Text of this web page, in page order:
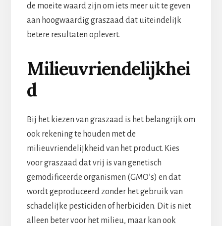
de moeite waard zijn om iets meer uit te geven
aan hoogwaardig graszaad dat uiteindelijk
betere resultaten oplevert.
Milieuvriendelijkhei
d
Bij het kiezen van graszaad is het belangrijk om
ook rekening te houden met de
milieuvriendelijkheid van het product. Kies
voor graszaad dat vrij is van genetisch
gemodificeerde organismen (GMO’s) en dat
wordt geproduceerd zonder het gebruik van
schadelijke pesticiden of herbiciden. Dit is niet
alleen beter voor het milieu, maar kan ook